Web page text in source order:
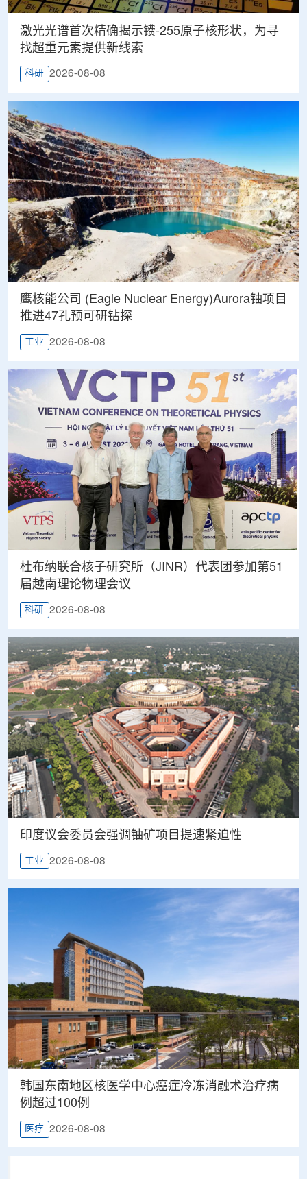
激光光谱首次精确揭示镄-255原子核形状，为寻
找超重元素提供新线索
科研 2026-08-08
鹰核能公司 (Eagle Nuclear Energy)Aurora铀项目
推进47孔预可研钻探
工业 2026-08-08
杜布纳联合核子研究所（JINR）代表团参加第51
届越南理论物理会议
科研 2026-08-08
印度议会委员会强调铀矿项目提速紧迫性
工业 2026-08-08
韩国东南地区核医学中心癌症冷冻消融术治疗病
例超过100例
医疗 2026-08-08